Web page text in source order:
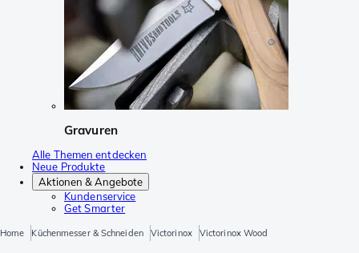
Gravuren
Alle Themen entdecken
Neue Produkte
Aktionen & Angebote
Kundenservice
Get Smarter
Home Küchenmesser & Schneiden Victorinox Victorinox Wood